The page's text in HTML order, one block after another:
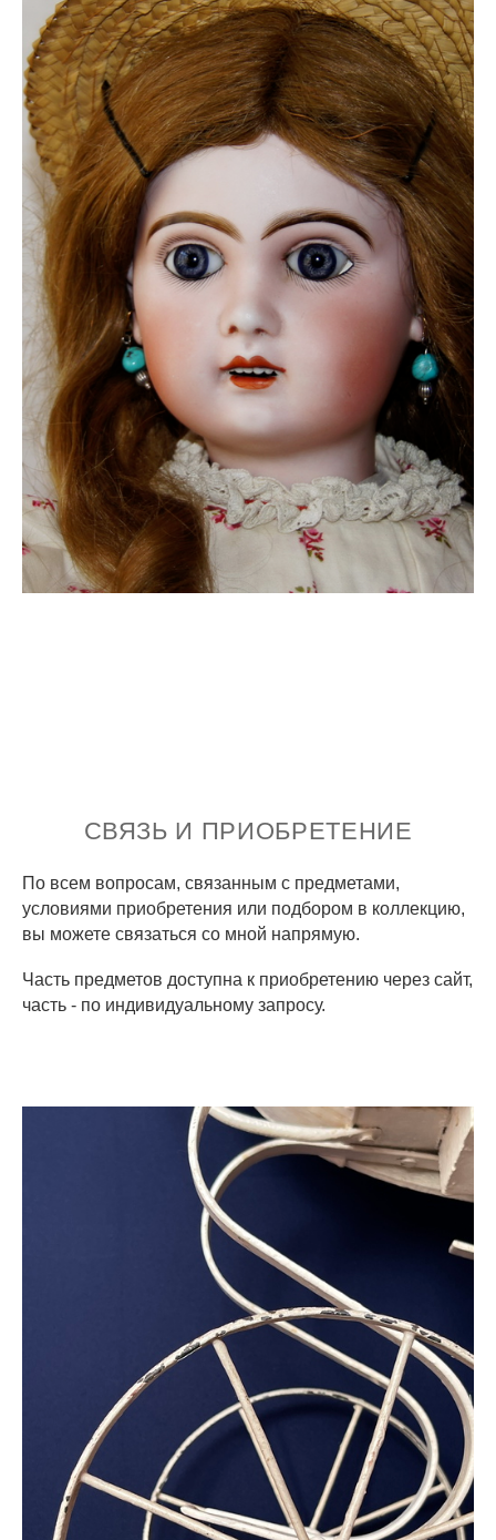
СВЯЗЬ И ПРИОБРЕТЕНИЕ
По всем вопросам, связанным с предметами,
условиями приобретения или подбором в коллекцию,
вы можете связаться со мной напрямую.
Часть предметов доступна к приобретению через сайт,
часть - по индивидуальному запросу.